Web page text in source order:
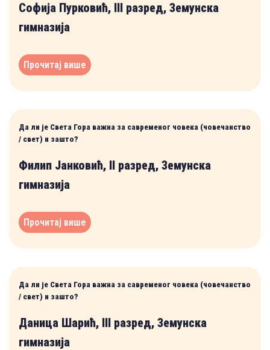
Софија Пурковић, III разред, Земунска
гимназија
Прочитај више
Да ли је Света Гора важна за савременог човека (човечанство
/ свет) и зашто?
Филип Јанковић, II разред, Земунска
гимназија
Прочитај више
Да ли је Света Гора важна за савременог човека (човечанство
/ свет) и зашто?
Даница Шарић, III разред, Земунска
гимназија